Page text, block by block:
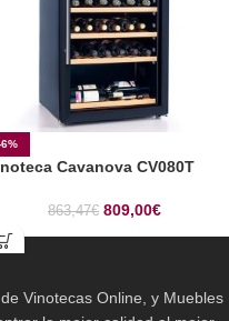
6%
Cavanova CV080T
863,47€ 809,00€
Vinotecas Online, y Muebles